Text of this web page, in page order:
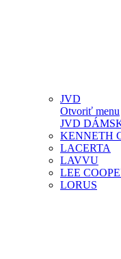
JVD
Otvoriť menu
JVD
KENNETH
LACERTA
LAVVU
LEE
LORUS